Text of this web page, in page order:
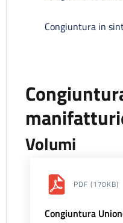
Congiuntura in
Volumi
PDF (170KB)
Congiuntura